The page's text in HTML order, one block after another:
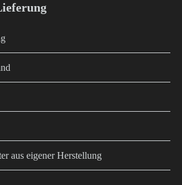
aus eigener Herstellung